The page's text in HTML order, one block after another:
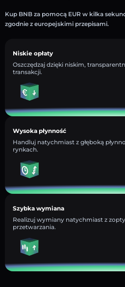
Kup BNB za pomocą EUR w kilka
zgodnie z europejskimi przepisami.
Niskie opłaty
Oszczędzaj dzięki niskim,
transakcji.
Wysoka płynność
Handluj natychmiast z głęboką
rynkach.
Szybka wymiana
Realizuj wymiany natychmiast z
przetwarzania.